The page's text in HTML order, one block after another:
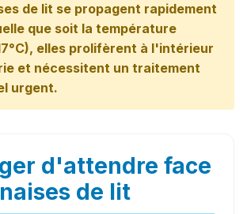
de lit se propagent rapidement
que soit la température
elles prolifèrent à l'intérieur
et nécessitent un traitement
urgent.
d'attendre face
de lit